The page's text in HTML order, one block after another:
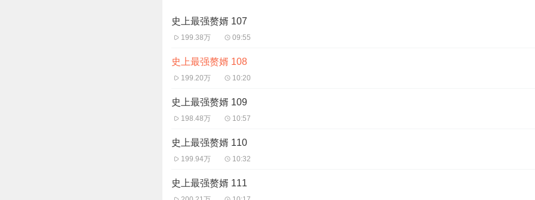
史上最强赘婿 107
199.38万 09:55
史上最强赘婿 108
199.20万 10:20
史上最强赘婿 109
198.48万 10:57
史上最强赘婿 110
199.94万 10:32
史上最强赘婿 111